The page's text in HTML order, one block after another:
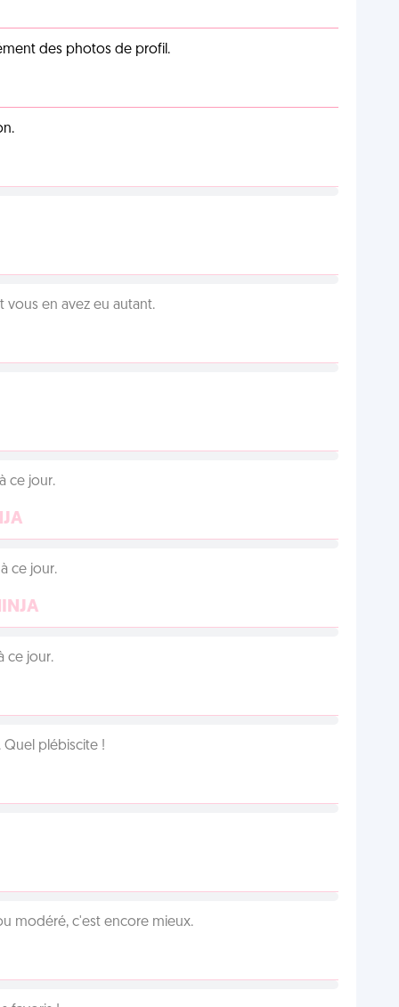
des photos de profil.
en avez eu autant.
ce jour.
ce jour.
ce jour.
Quel plébiscite !
modéré, c'est encore mieux.